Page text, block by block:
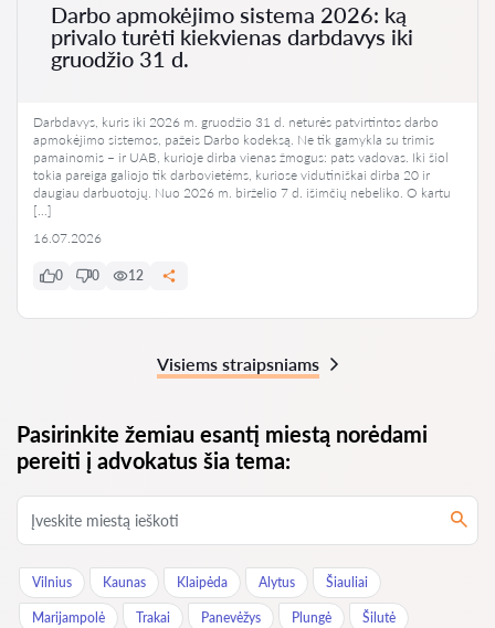
Darbo apmokėjimo sistema 2026: ką
privalo turėti kiekvienas darbdavys iki
gruodžio 31 d.
Darbdavys, kuris iki 2026 m. gruodžio 31 d. neturės patvirtintos darbo
apmokėjimo sistemos, pažeis Darbo kodeksą. Ne tik gamykla su trimis
pamainomis – ir UAB, kurioje dirba vienas žmogus: pats vadovas. Iki šiol
tokia pareiga galiojo tik darbovietėms, kuriose vidutiniškai dirba 20 ir
daugiau darbuotojų. Nuo 2026 m. birželio 7 d. išimčių nebeliko. O kartu
[…]
16.07.2026
0 0 12
Visiems straipsniams
Pasirinkite žemiau esantį miestą norėdami
pereiti į advokatus šia tema:
Vilnius Kaunas Klaipėda Alytus Šiauliai
Marijampolė Trakai Panevėžys Plungė Šilutė